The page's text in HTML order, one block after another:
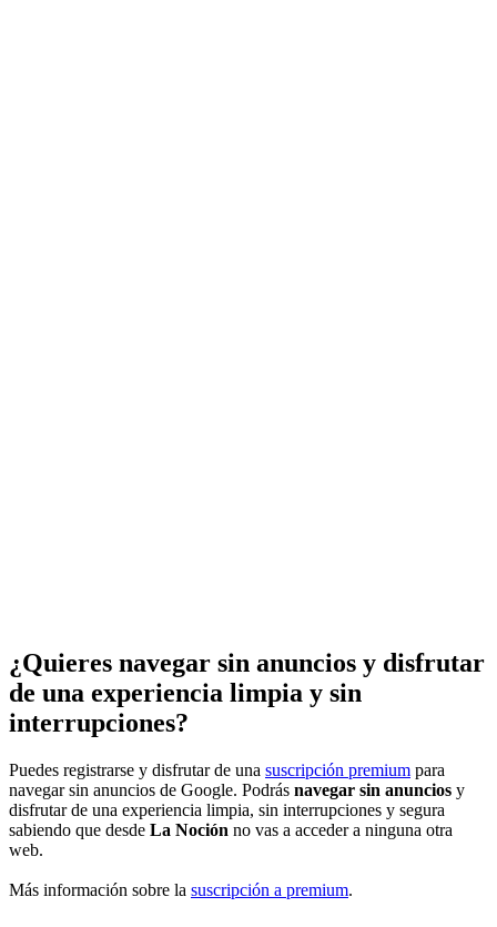
¿Quieres navegar sin anuncios y disfrutar
de una experiencia limpia y sin
interrupciones?
Puedes registrarse y disfrutar de una suscripción premium para
navegar sin anuncios de Google. Podrás navegar sin anuncios y
disfrutar de una experiencia limpia, sin interrupciones y segura
sabiendo que desde La Noción no vas a acceder a ninguna otra
web.
Más información sobre la suscripción a premium.